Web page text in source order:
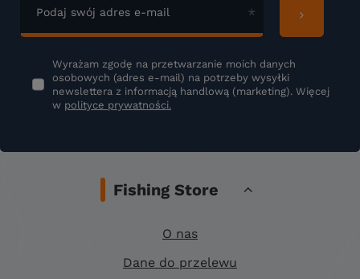
Podaj swój adres e-mail
Wyrażam zgodę na przetwarzanie moich danych
osobowych (adres e-mail) na potrzeby wysyłki
newslettera z informacją handlową (marketing). Więcej
w polityce prywatności.
Fishing Store
O nas
Dane do przelewu